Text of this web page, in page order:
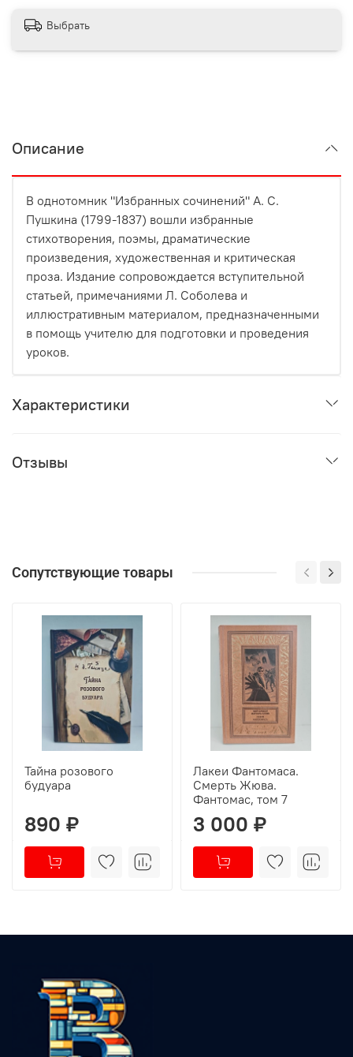
Выбрать
Описание
В однотомник "Избранных сочинений" А. С.
Пушкина (1799-1837) вошли избранные
стихотворения, поэмы, драматические
произведения, художественная и критическая
проза. Издание сопровождается вступительной
статьей, примечаниями Л. Соболева и
иллюстративным материалом, предназначенными
в помощь учителю для подготовки и проведения
уроков.
Характеристики
Отзывы
Сопутствующие товары
Тайна розового
будуара
890 ₽
Лакеи Фантомаса.
Смерть Жюва.
Фантомас, том 7
3 000 ₽